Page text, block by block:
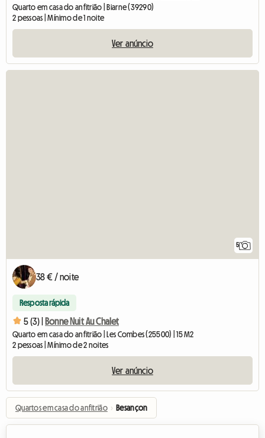
Quarto em casa do anfitrião | Biarne (39290)
2 pessoas | Mínimo de 1 noite
Ver anúncio
5
38 € / noite
Resposta rápida
5 (3) | Bonne Nuit Au Chalet
Quarto em casa do anfitrião | Les Combes (25500) | 15 M2
2 pessoas | Mínimo de 2 noites
Ver anúncio
Quartos em casa do anfitrião › Besançon